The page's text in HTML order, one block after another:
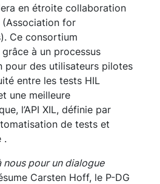
en étroite collaboration
(Association for
Ce consortium
à un processus
pour des utilisateurs pilotes
entre les tests HIL
une meilleure
l’API XIL, définie par
de tests et
.
pour un dialogue
Carsten Hoff, le P-DG